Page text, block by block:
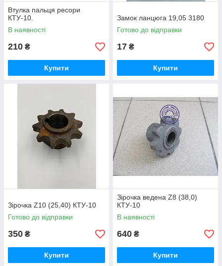
Втулка пальця ресори
КТУ-10.
В наявності
210 ₴
Купити
Замок ланцюга 19,05 3180
Готово до відправки
17 ₴
Купити
Зірочка Z10 (25,40) КТУ-10
Готово до відправки
350 ₴
Купити
Зірочка ведена Z8 (38,0)
КТУ-10
В наявності
640 ₴
Купити